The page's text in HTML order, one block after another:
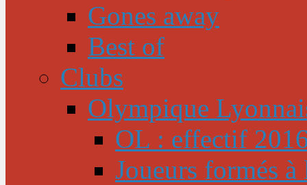
Gones away
Best of
Clubs
Olympique
OL : effectif
Joueurs formés